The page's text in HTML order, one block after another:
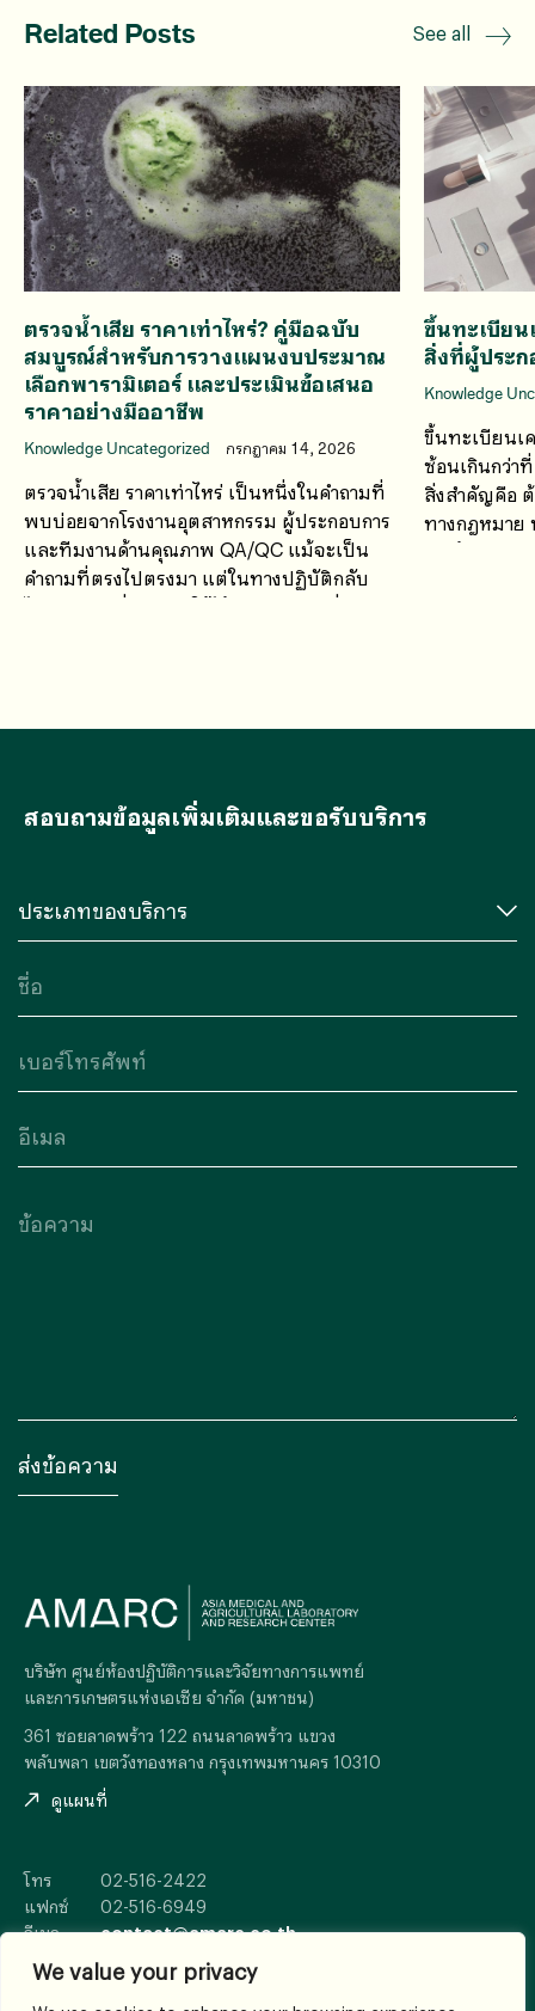
We value your privacy
Related Posts See all
ตรวจน้ำเสีย ราคาเท่าไหร่? คู่มือฉบับ
สมบูรณ์สำหรับการวางแผนงบประมาณ
เลือกพารามิเตอร์ และประเมินข้อเสนอ
ราคาอย่างมืออาชีพ
Knowledge Uncategorized กรกฎาคม 14, 2026
ตรวจน้ำเสีย ราคาเท่าไหร่ เป็นหนึ่งในคำถามที่
พบบ่อยจากโรงงานอุตสาหกรรม ผู้ประกอบการ
และทีมงานด้านคุณภาพ QA/QC แม้จะเป็น
คำถามที่ตรงไปตรงมา แต่ในทางปฏิบัติกลับ
ไม่มีคำตอบที่สามารถใช้ได้กับทุกกรณี เนื่องจาก
ขึ้นทะเบียน
สิ่งที่ผู้ประ
Knowledge
ขึ้นทะเบียนเ
ซ้อนเกินกว่า
สิ่งสำคัญคือ
ทางกฎหมา
การอ้างสร
สอบถามข้อมูลเพิ่มเติมและขอรับบริการ
บริษัท ศูนย์ห้องปฏิบัติการและวิจัยทางการแพทย์
และการเกษตรแห่งเอเซีย จำกัด (มหาชน)
361 ซอยลาดพร้าว 122 ถนนลาดพร้าว แขวง
พลับพลา เขตวังทองหลาง กรุงเทพมหานคร 10310
ดูแผนที่
โทร
02-516-2422
แฟกซ์
02-516-6949
อีเมล
contact@amarc.co.th